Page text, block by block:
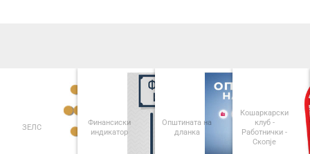
ЗЕЛС
Финансиски
индикатор
Општината на
дланка
Кошаркарски
клуб -
Работнички -
Скопје